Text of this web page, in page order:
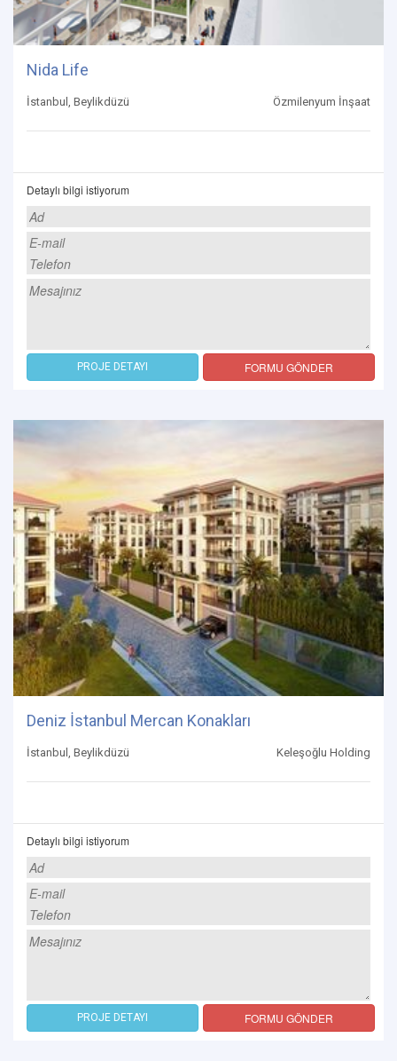
Nida Life
İstanbul, Beylikdüzü Özmilenyum İnşaat
Detaylı bilgi istiyorum
PROJE DETAYI FORMU GÖNDER
Deniz İstanbul Mercan Konakları
İstanbul, Beylikdüzü Keleşoğlu Holding
Detaylı bilgi istiyorum
PROJE DETAYI FORMU GÖNDER